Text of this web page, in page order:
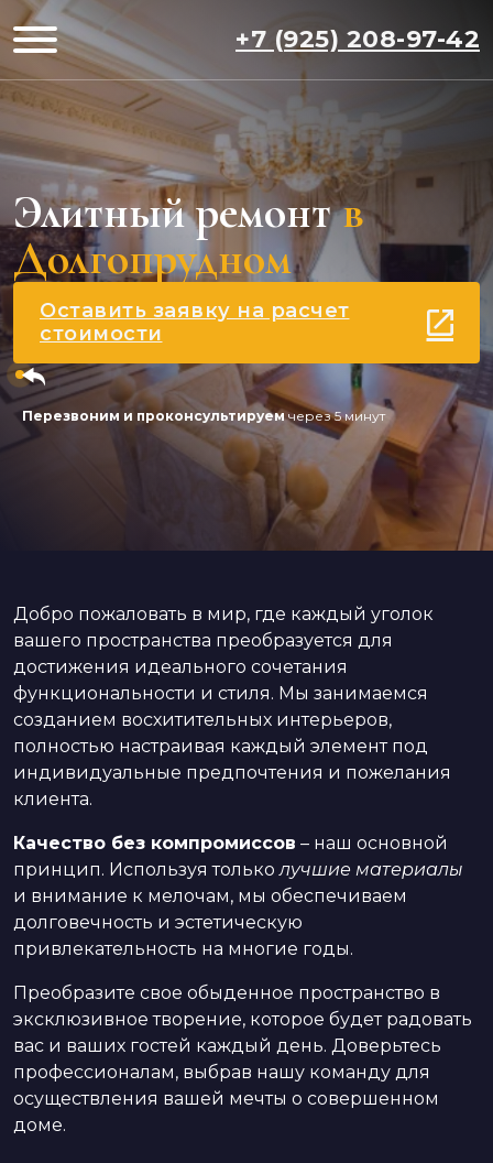
+7 (925) 208-97-42
Элитный ремонтв
Долгопрудном
Оставить заявку на расчет
стоимости
Перезвоним и проконсультируемчерез 5 минут
Добро пожаловать в мир, где каждый уголок
вашего пространства преобразуется для
достижения идеального сочетания
функциональности и стиля. Мы занимаемся
созданием восхитительных интерьеров,
полностью настраивая каждый элемент под
индивидуальные предпочтения и пожелания
клиента.
Качество без компромиссов – наш основной
принцип. Используя тольколучшие материалы
и внимание к мелочам, мы обеспечиваем
долговечность и эстетическую
привлекательность на многие годы.
Преобразите свое обыденное пространство в
эксклюзивное творение, которое будет радовать
вас и ваших гостей каждый день. Доверьтесь
профессионалам, выбрав нашу команду для
осуществления вашей мечты о совершенном
доме.